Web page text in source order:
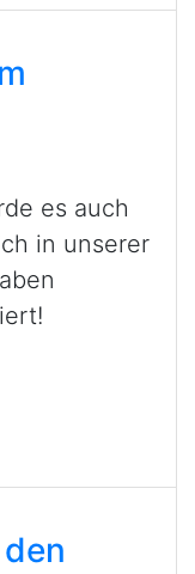
es auch
in unserer